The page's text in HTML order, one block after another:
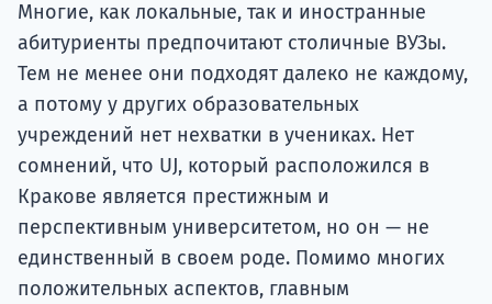
Многие, как локальные, так и иностранные
абитуриенты предпочитают столичные ВУЗы.
Тем не менее они подходят далеко не каждому,
а потому у других образовательных
учреждений нет нехватки в учениках. Нет
сомнений, что UJ, который расположился в
Кракове является престижным и
перспективным университетом, но он — не
единственный в своем роде. Помимо многих
положительных аспектов, главным